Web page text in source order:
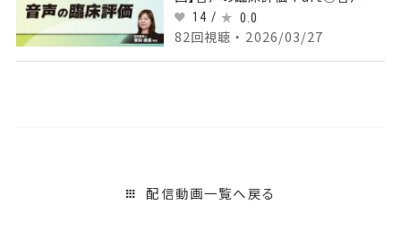
評価14 / 0.0
82回視聴 ・ 2026/03/27
配信動画一覧へ戻る